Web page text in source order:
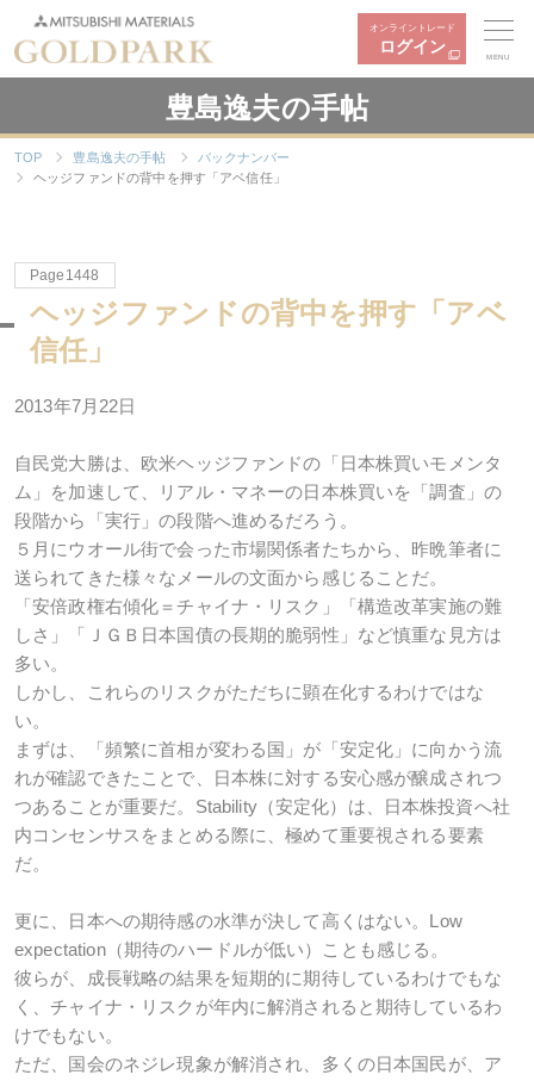
オンライントレード
ログイン
MENU
豊島逸夫の手帖
TOP 豊島逸夫の手帖
バックナンバー
ヘッジファンドの背中を押す「アベ信任」
Page1448
ヘッジファンドの背中を押す「アベ
信任」
2013年7月22日
自民党大勝は、欧米ヘッジファンドの「日本株買いモメンタ
ム」を加速して、リアル・マネーの日本株買いを「調査」の
段階から「実行」の段階へ進めるだろう。
５月にウオール街で会った市場関係者たちから、昨晩筆者に
送られてきた様々なメールの文面から感じることだ。
「安倍政権右傾化＝チャイナ・リスク」「構造改革実施の難
しさ」「ＪＧＢ日本国債の長期的脆弱性」など慎重な見方は
多い。
しかし、これらのリスクがただちに顕在化するわけではな
い。
まずは、「頻繁に首相が変わる国」が「安定化」に向かう流
れが確認できたことで、日本株に対する安心感が醸成されつ
つあることが重要だ。Stability（安定化）は、日本株投資へ社
内コンセンサスをまとめる際に、極めて重要視される要素
だ。
更に、日本への期待感の水準が決して高くはない。Low
expectation（期待のハードルが低い）ことも感じる。
彼らが、成長戦略の結果を短期的に期待しているわけでもな
く、チャイナ・リスクが年内に解消されると期待しているわ
けでもない。
ただ、国会のネジレ現象が解消され、多くの日本国民が、ア